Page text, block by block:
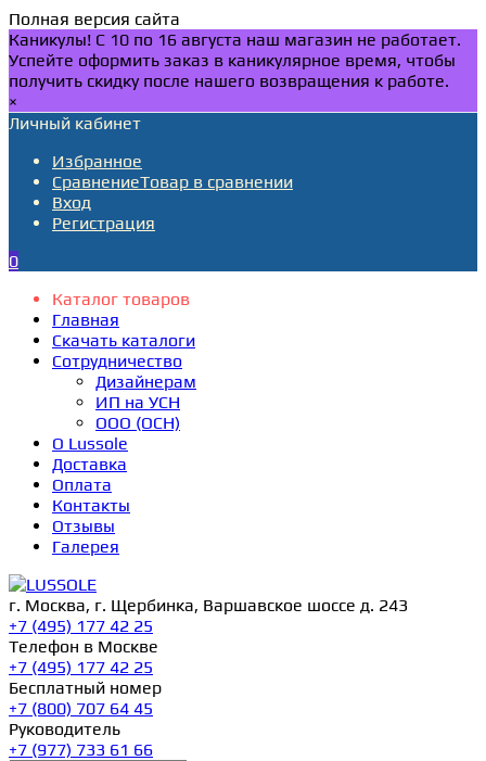
Полная версия сайта
Каникулы! С 10 по 16 августа наш магазин не работает.
Успейте оформить заказ в каникулярное время, чтобы
получить скидку после нашего возвращения к работе.
×
Личный кабинет
Избранное
СравнениеТовар в сравнении
Вход
Регистрация
0
Каталог товаров
Главная
Скачать каталоги
Сотрудничество
Дизайнерам
ИП на УСН
ООО (ОСН)
О Lussole
Доставка
Оплата
Контакты
Отзывы
Галерея
г. Москва, г. Щербинка, Варшавское шоссе д. 243
+7 (495) 177 42 25
Телефон в Москве
+7 (495) 177 42 25
Бесплатный номер
+7 (800) 707 64 45
Руководитель
+7 (977) 733 61 66